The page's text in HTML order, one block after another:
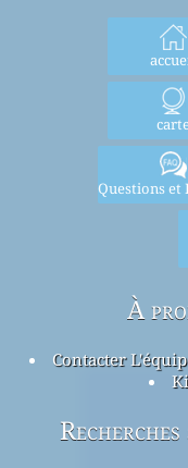
Questions et
À
Contacter